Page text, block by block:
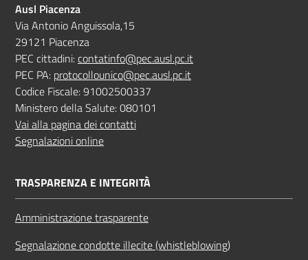
Ausl Piacenza
Via Antonio Anguissola,15
29121 Piacenza
PEC cittadini:contatinfo@pec.ausl.pc.it
PEC PA: protocollounico@pec.ausl.pc.it
Codice Fiscale: 91002500337
Ministero della Salute: 080101
Vai alla pagina dei contatti
Segnalazioni online
TRASPARENZA E INTEGRITÀ
Amministrazione trasparente
Segnalazione condotte illecite (whistleblowing)